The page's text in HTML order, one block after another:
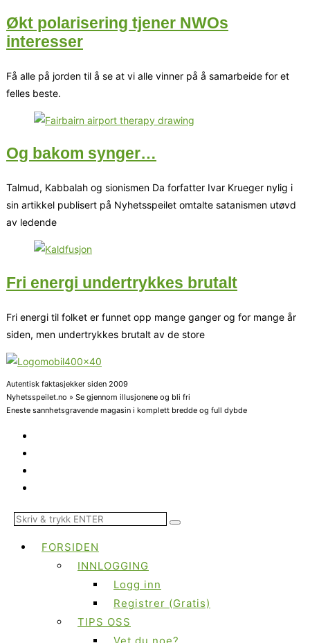
Økt polarisering tjener NWOs
interesser
Få alle på jorden til å se at vi alle vinner på å samarbeide for et
felles beste.
Og bakom synger…
Talmud, Kabbalah og sionismen Da forfatter Ivar Krueger nylig i
sin artikkel publisert på Nyhetsspeilet omtalte satanismen utøvd
av ledende
Fri energi undertrykkes brutalt
Fri energi til folket er funnet opp mange ganger og for mange år
siden, men undertrykkes brutalt av de store
Autentisk faktasjekker siden 2009
Nyhetsspeilet.no » Se gjennom illusjonene og bli fri
Eneste sannhetsgravende magasin i komplett bredde og full dybde
FORSIDEN
INNLOGGING
Logg inn
Registrer (Gratis)
TIPS OSS
Vet du noe?